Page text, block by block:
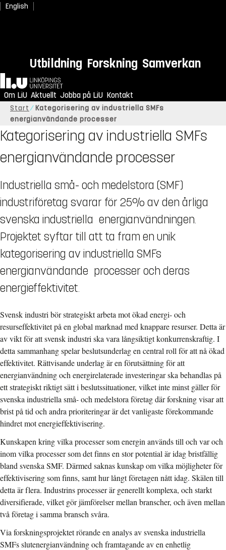
English
Utbildning Forskning Samverkan
Hem
Om LiU Aktuellt Jobba på LiU Kontakt
Start
Kategorisering av industriella SMFs
energianvändande processer
Kategorisering av industriella SMFs
energianvändande processer
Industriella små- och medelstora (SMF)
industriföretag svarar för 25% av den årliga
svenska industriella energianvändningen.
Projektet syftar till att ta fram en unik
kategorisering av industriella SMFs
energianvändande processer och deras
energieffektivitet.
Svensk industri bör strategiskt arbeta mot ökad energi- och
resurseffektivitet på en global marknad med knappare resurser. Detta är
av vikt för att svensk industri ska vara långsiktigt konkurrenskraftig. I
detta sammanhang spelar beslutsunderlag en central roll för att nå ökad
effektivitet. Rättvisande underlag är en förutsättning för att
energianvändning och energirelaterade investeringar ska behandlas på
ett strategiskt riktigt sätt i beslutssituationer, vilket inte minst gäller för
svenska industriella små- och medelstora företag där forskning visar att
brist på tid och andra prioriteringar är det vanligaste förekommande
hindret mot energieffektivisering.
Kunskapen kring vilka processer som energin används till och var och
inom vilka processer som det finns en stor potential är idag bristfällig
bland svenska SMF. Därmed saknas kunskap om vilka möjligheter för
effektivisering som finns, samt hur långt företagen nått idag. Skälen till
detta är flera. Industrins processer är generellt komplexa, och starkt
diversifierade, vilket gör jämförelser mellan branscher, och även mellan
två företag i samma bransch svåra.
Via forskningsprojektet rörande en analys av svenska industriella
SMFs slutenergianvändning och framtagande av en enhetlig